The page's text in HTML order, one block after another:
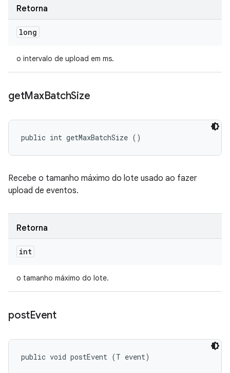
Retorna
long
o intervalo de upload em ms.
getMaxBatchSize
public int getMaxBatchSize ()
Recebe o tamanho máximo do lote usado ao fazer
upload de eventos.
Retorna
int
o tamanho máximo do lote.
postEvent
public void postEvent (T event)